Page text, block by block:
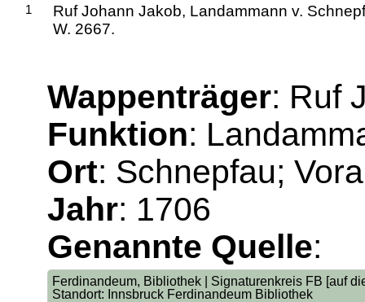
1
Ruf Johann Jakob, Landammann v.
W. 2667.
Wappenträger: Ruf
Funktion:
Ort: Schnepfau;
Jahr: 1706
Genannte Quelle:
Ferdinandeum, Bibliothek | Signaturenkreis FB [auf
Standort: Innsbruck Ferdinandeum Bibliothek